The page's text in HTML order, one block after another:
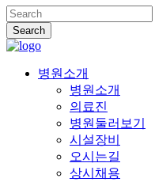
Skip
to
main
content
Search
Close
Menu
병원소개
병원소개
의료진
병원둘러보기
시설장비
오시는길
상시채용